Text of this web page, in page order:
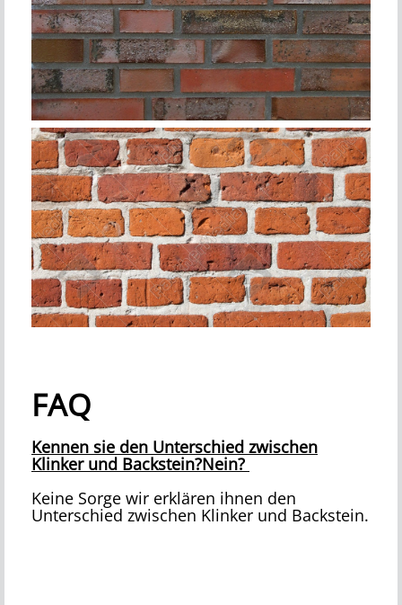
FAQ
Kennen sie den Unterschied zwischen
Klinker und Backstein?Nein?
Keine Sorge wir erklären ihnen den
Unterschied zwischen Klinker und Backstein.